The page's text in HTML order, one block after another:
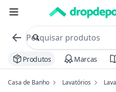
commerce search no
Procurar
Produtos Marcas
Casa de Banho Lavatórios